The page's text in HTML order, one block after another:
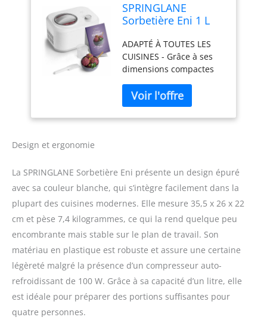
SPRINGLANE
Sorbetière Eni 1 L
auto-refroidissant
100 W (Blanc,
Sorbetière)
ADAPTÉ À TOUTES LES
CUISINES - Grâce à ses
dimensions compactes
sorbetière Eni s'intègre
facilement même dans la
plus petite cuisine.
et à la puissance de
watts, Eni peut créer
jusqu'à 1 litre de glace,
de sorbet ou de yaourt
glacé selon votre goût en
30 minutes sans pré-
refroidissement. VARIÉTÉ
COMPLÈTEMENT
FONCTIONNELLE - Pré-
refroidissement pour des
Design et ergonomie
La SPRINGLANE Sorbetière Eni présente un design épuré
avec sa couleur blanche, qui s’intègre facilement dans la
plupart des cuisines modernes. Elle mesure 35,5 x 26 x 22
cm et pèse 7,4 kilogrammes, ce qui la rend quelque peu
encombrante mais stable sur le plan de travail. Son
matériau en plastique est robuste et assure une certaine
légèreté malgré la présence d’un compresseur auto-
refroidissant de 100 W. Grâce à sa capacité d’un litre, elle
est idéale pour préparer des portions suffisantes pour
quatre personnes.